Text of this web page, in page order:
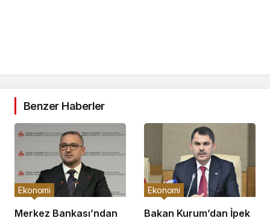
Benzer Haberler
Merkez Bankası’ndan
Ekonomi
Bakan Kurum’dan İpek
Ekonomi